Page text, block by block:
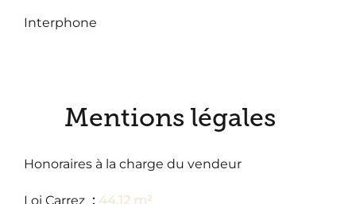
Interphone
Mentions légales
Honoraires à la charge du vendeur
Loi Carrez 44.12 m²